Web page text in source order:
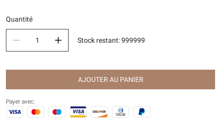
Quantité
Stock restant:999999
AJOUTER AU PANIER
Payer avec: